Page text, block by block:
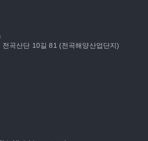
곡산단 10길 81 (전곡해양산업단지)